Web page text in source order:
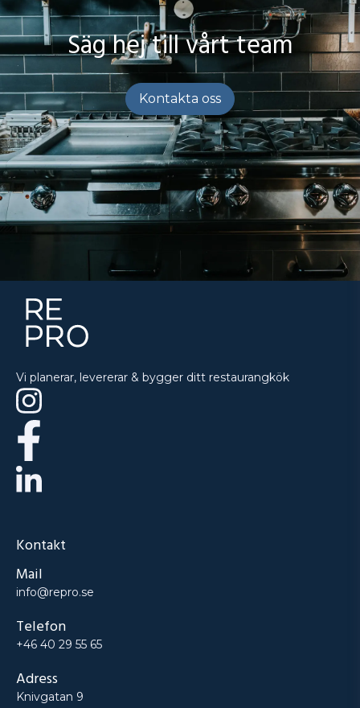
Säg hej till vårt team
Kontakta oss
Vi planerar, levererar & bygger ditt restaurangkök
Kontakt
Mail
info@repro.se
Telefon
+46 40 29 55 65
Adress
Knivgatan 9